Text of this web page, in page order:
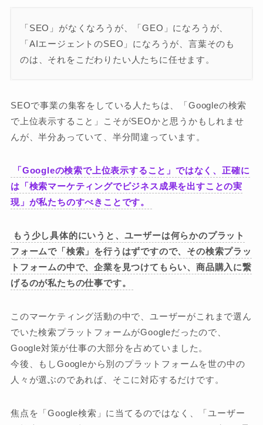
「SEO」がなくなろうが、「GEO」になろうが、
「AIエージェントのSEO」になろうが、言葉そのも
のは、それをこだわりたい人たちに任せます。
SEOで事業の集客をしている人たちは、「Googleの検索
で上位表示すること」こそがSEOかと思うかもしれませ
んが、半分あっていて、半分間違っています。
「Googleの検索で上位表示すること」ではなく、正確に
は「検索マーケティングでビジネス成果を出すことの実
現」が私たちのすべきことです。
もう少し具体的にいうと、ユーザーは何らかのプラット
フォームで「検索」を行うはずですので、その検索プラッ
トフォームの中で、企業を見つけてもらい、商品購入に繋
げるのが私たちの仕事です。
このマーケティング活動の中で、ユーザーがこれまで選ん
でいた検索プラットフォームがGoogleだったので、
Google対策が仕事の大部分を占めていました。
今後、もしGoogleから別のプラットフォームを世の中の
人々が選ぶのであれば、そこに対応するだけです。
焦点を「Google検索」に当てるのではなく、「ユーザー